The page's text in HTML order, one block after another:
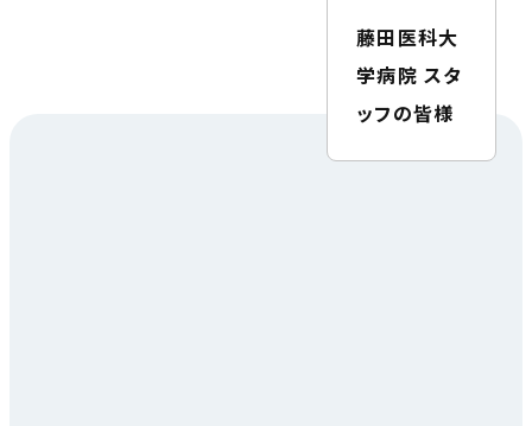
藤田医科大
学病院 スタ
ッフの皆様